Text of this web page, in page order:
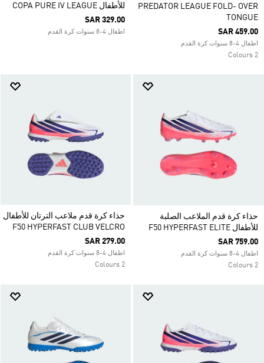
PREDATOR LEAGUE FOLD- OVER
TONGUE
SAR 459.00
اطفال 4-8 سنوات كرة القدم
2 Colours
للأطفال COPA PURE IV LEAGUE
SAR 329.00
اطفال 4-8 سنوات كرة القدم
حذاء كرة قدم الملاعب الصلبة
للأطفال F50 HYPERFAST ELITE
SAR 759.00
اطفال 4-8 سنوات كرة القدم
2 Colours
حذاء كرة قدم ملاعب الترتان للأطفال
F50 HYPERFAST CLUB VELCRO
SAR 279.00
اطفال 4-8 سنوات كرة القدم
2 Colours